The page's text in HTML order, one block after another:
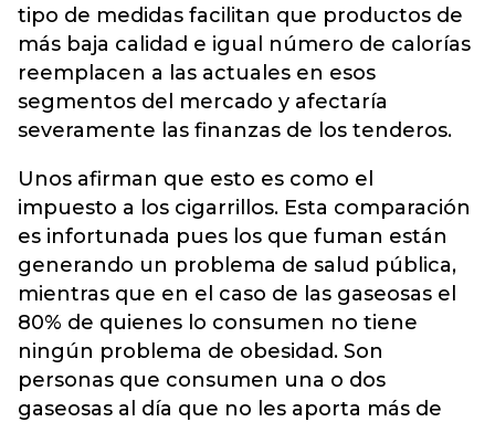
tipo de medidas facilitan que productos de
más baja calidad e igual número de calorías
reemplacen a las actuales en esos
segmentos del mercado y afectaría
severamente las finanzas de los tenderos.
Unos afirman que esto es como el
impuesto a los cigarrillos. Esta comparación
es infortunada pues los que fuman están
generando un problema de salud pública,
mientras que en el caso de las gaseosas el
80% de quienes lo consumen no tiene
ningún problema de obesidad. Son
personas que consumen una o dos
gaseosas al día que no les aporta más de